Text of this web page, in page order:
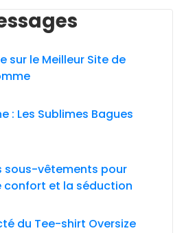
sur le Meilleur Site de
: Les Sublimes Bagues
sous-vêtements pour
confort et la séduction
du Tee-shirt Oversize